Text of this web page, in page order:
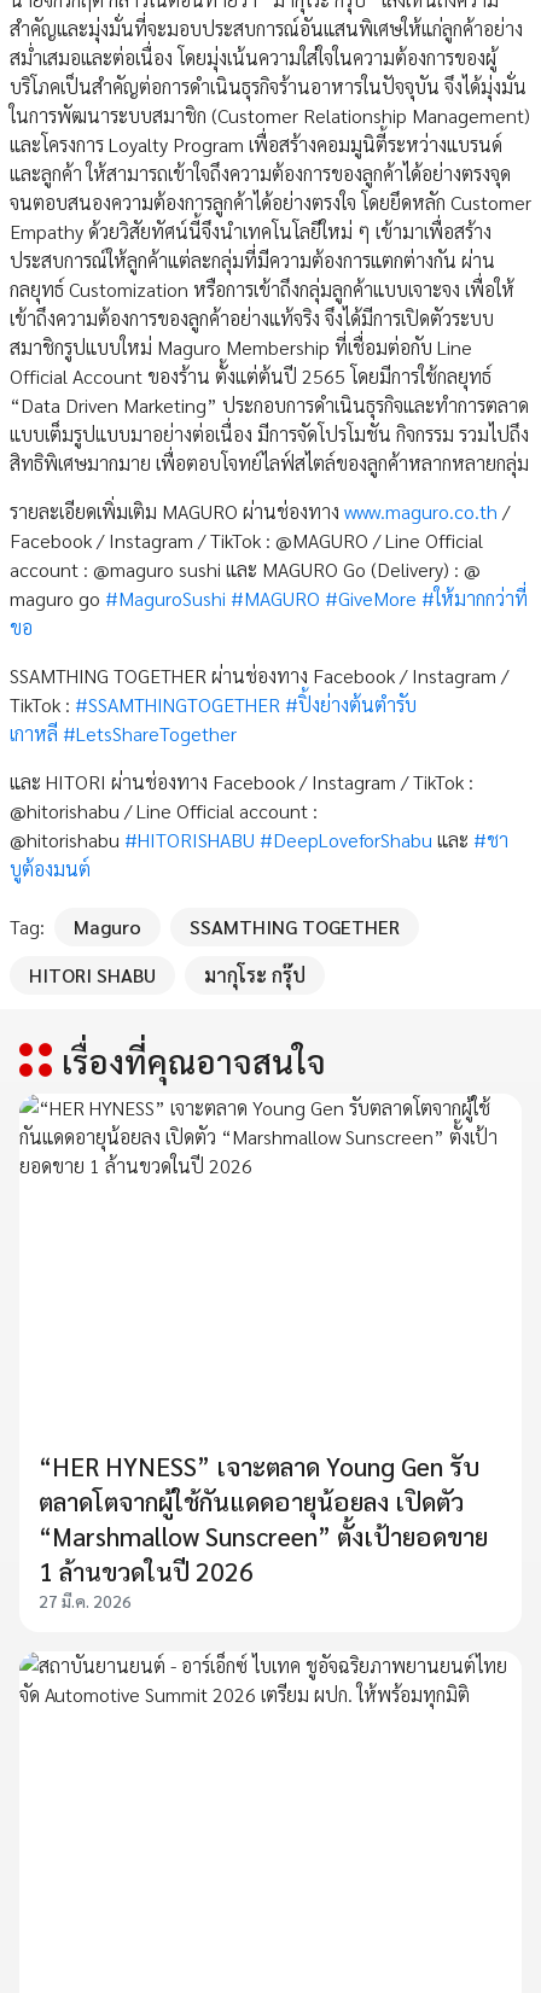
สำคัญและมุ่งมั่นที่จะมอบประสบการณ์อันแสนพิเศษให้แก่ลูกค้าอย่าง
สม่ำเสมอและต่อเนื่อง โดยมุ่งเน้นความใส่ใจในความต้องการของผู้
บริโภคเป็นสำคัญต่อการดำเนินธุรกิจร้านอาหารในปัจจุบัน จึงได้มุ่งมั่น
ในการพัฒนาระบบสมาชิก (Customer Relationship Management)
และโครงการ Loyalty Program เพื่อสร้างคอมมูนิตี้ระหว่างแบรนด์
และลูกค้า ให้สามารถเข้าใจถึงความต้องการของลูกค้าได้อย่างตรงจุด
จนตอบสนองความต้องการลูกค้าได้อย่างตรงใจ โดยยึดหลัก Customer
Empathy ด้วยวิสัยทัศน์นี้จึงนำเทคโนโลยีใหม่ ๆ เข้ามาเพื่อสร้าง
ประสบการณ์ให้ลูกค้าแต่ละกลุ่มที่มีความต้องการแตกต่างกัน ผ่าน
กลยุทธ์ Customization หรือการเข้าถึงกลุ่มลูกค้าแบบเจาะจง เพื่อให้
เข้าถึงความต้องการของลูกค้าอย่างแท้จริง จึงได้มีการเปิดตัวระบบ
สมาชิกรูปแบบใหม่ Maguro Membership ที่เชื่อมต่อกับ Line
Official Account ของร้าน ตั้งแต่ต้นปี 2565 โดยมีการใช้กลยุทธ์
“Data Driven Marketing” ประกอบการดำเนินธุรกิจและทำการตลาด
แบบเต็มรูปแบบมาอย่างต่อเนื่อง มีการจัดโปรโมชัน กิจกรรม รวมไปถึง
สิทธิพิเศษมากมาย เพื่อตอบโจทย์ไลฟ์สไตล์ของลูกค้าหลากหลายกลุ่ม
รายละเอียดเพิ่มเติม MAGURO ผ่านช่องทาง www.maguro.co.th /
Facebook / Instagram / TikTok : @MAGURO / Line Official
account : @maguro sushi และ MAGURO Go (Delivery) : @
maguro go #MaguroSushi #MAGURO #GiveMore #ให้มากกว่าที่
ขอ
SSAMTHING TOGETHER ผ่านช่องทาง Facebook / Instagram /
TikTok : #SSAMTHINGTOGETHER #ปิ้งย่างต้นตำรับ
เกาหลี #LetsShareTogether
และ HITORI ผ่านช่องทาง Facebook / Instagram / TikTok :
@hitorishabu / Line Official account :
@hitorishabu #HITORISHABU #DeepLoveforShabu และ #ชา
บูต้องมนต์
Tag: Maguro
SSAMTHING TOGETHER
HITORI SHABU
มากุโระ กรุ๊ป
เรื่องที่คุณอาจสนใจ
“HER HYNESS” เจาะตลาด Young Gen รับ
ตลาดโตจากผู้ใช้กันแดดอายุน้อยลง เปิดตัว
“Marshmallow Sunscreen” ตั้งเป้ายอดขาย
1 ล้านขวดในปี 2026
27 มี.ค. 2026